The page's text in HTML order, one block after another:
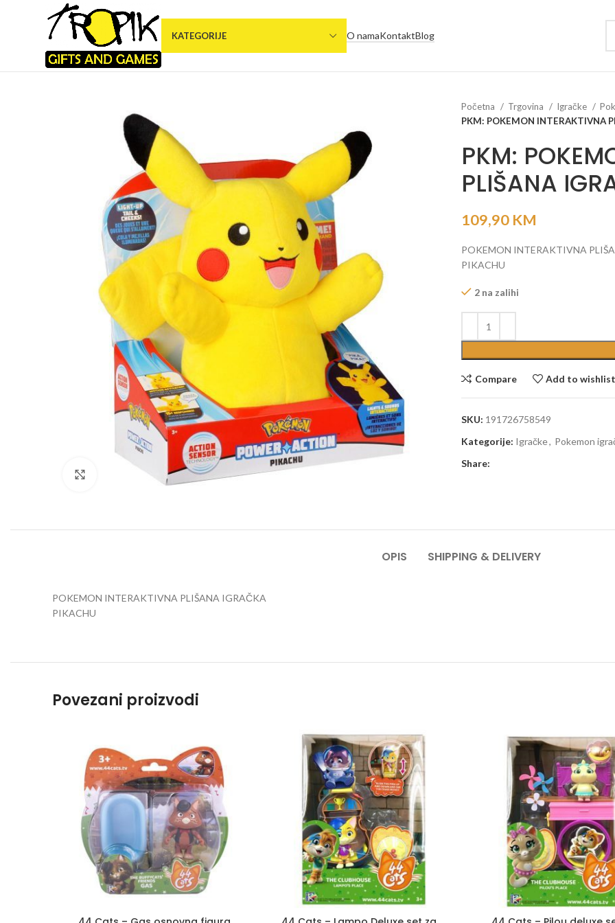
KATEGORIJE O namaKontaktBlog
Click to enlarge
Početna Trgovina Igračke
PKM: POKEMON INTERAKTIVNA
PKM:
PLIŠANA
109,90 KM
POKEMON INTERAKTIVNA
PIKACHU
2 na zalihi
Compare Add to wishlist
SKU: 191726758549
Kategorije: Igračke, Pokemon
Share:
OPIS SHIPPING & DELIVERY
POKEMON INTERAKTIVNA PLIŠANA IGRAČKA
PIKACHU
Povezani proizvodi